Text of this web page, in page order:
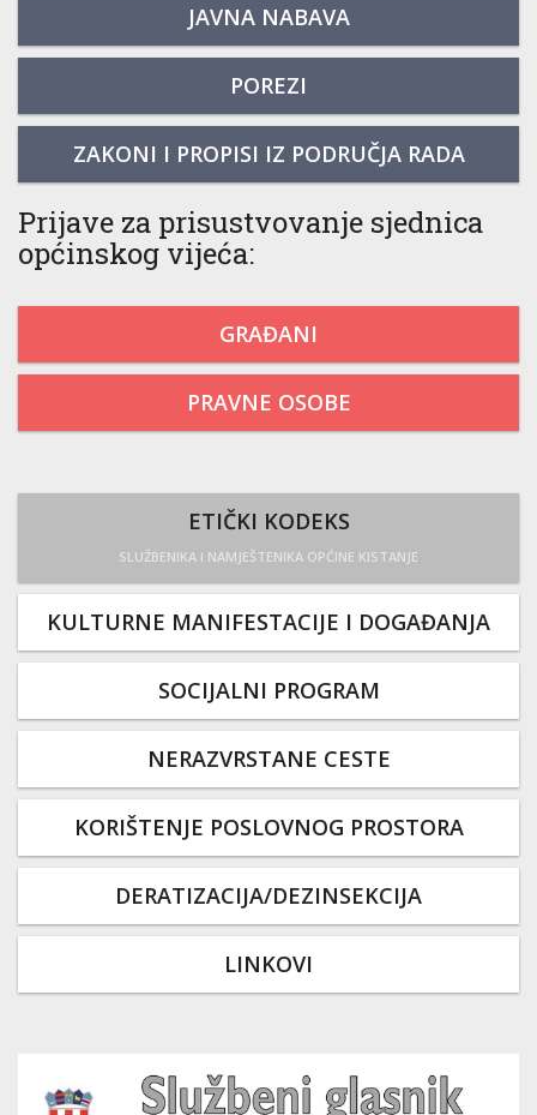
JAVNA NABAVA
POREZI
ZAKONI I PROPISI IZ PODRUČJA RADA
Prijave za prisustvovanje sjednica
općinskog vijeća:
GRAĐANI
PRAVNE OSOBE
ETIČKI KODEKS
SLUŽBENIKA I NAMJEŠTENIKA OPĆINE KISTANJE
KULTURNE MANIFESTACIJE I DOGAĐANJA
SOCIJALNI PROGRAM
NERAZVRSTANE CESTE
KORIŠTENJE POSLOVNOG PROSTORA
DERATIZACIJA/DEZINSEKCIJA
LINKOVI